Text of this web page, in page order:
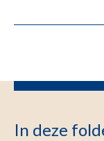
In deze